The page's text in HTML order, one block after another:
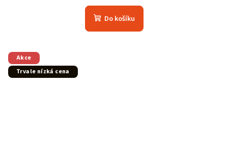
hodnocení
produktu
Do košíku
Akce
Trvale nízká cena